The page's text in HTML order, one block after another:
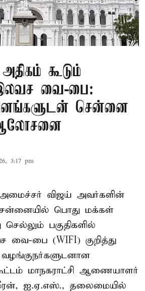
கூடும்
வை-பை:
சென்னை
ஆலோசனை
3:17 pm
அமைச்சர் விஜய் அவர்களின்
பொது மக்கள்
பகுதிகளில்
வை-பை (WIFI) குறித்து
மாநகராட்சி ஆணையாளர்
ஐ.ஏ.எஸ்., தலைமையில்